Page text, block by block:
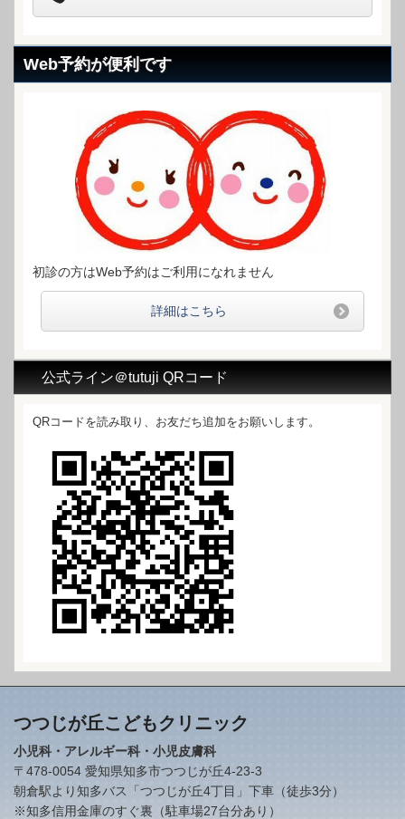
Web予約が便利です
初診の方はWeb予約はご利用になれません
詳細はこちら
公式ライン＠tutuji QRコード
QRコードを読み取り、お友だち追加をお願いします。
つつじが丘こどもクリニック
小児科・アレルギー科・小児皮膚科
〒478-0054 愛知県知多市​つつじが丘4-23-3
朝倉駅より知多バス「つつじが丘4丁目」下車（徒歩3分）
※知多信用金庫のすぐ裏（駐車場27台分あり）